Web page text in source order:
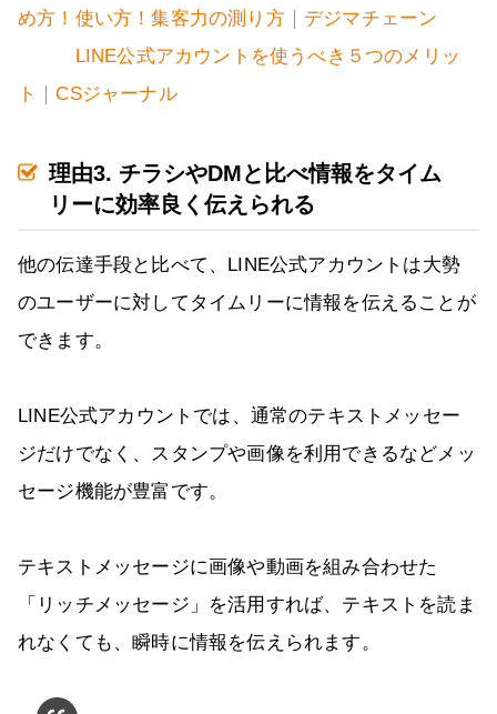
め方！使い方！集客力の測り方｜デジマチェーン
LINE公式アカウントを使うべき５つのメリッ
ト｜CSジャーナル
理由3. チラシやDMと比べ情報をタイム
リーに効率良く伝えられる
他の伝達手段と比べて、LINE公式アカウントは大勢
のユーザーに対してタイムリーに情報を伝えることが
できます。
LINE公式アカウントでは、通常のテキストメッセー
ジだけでなく、スタンプや画像を利用できるなどメッ
セージ機能が豊富です。
テキストメッセージに画像や動画を組み合わせた
「リッチメッセージ」を活用すれば、テキストを読ま
れなくても、瞬時に情報を伝えられます。